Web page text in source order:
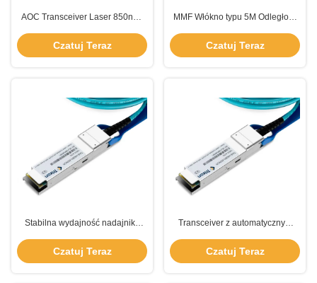
AOC Transceiver Laser 850nm-
tryb wielowystosowy dla Twojej
korzyści
Czatuj Teraz
MMF Włókno typu 5M Odległość
nadajnik Idealne połączenie
najnowocześniejszej technologii i
Czatuj Teraz
Stabilna wydajność nadajnika
Laser 850nm-VCSEL -5-70°C
Czatuj Teraz
Transceiver z automatycznym
włókna MMF Najlepsze
rozwiązanie dla Twojej sieci
Czatuj Teraz